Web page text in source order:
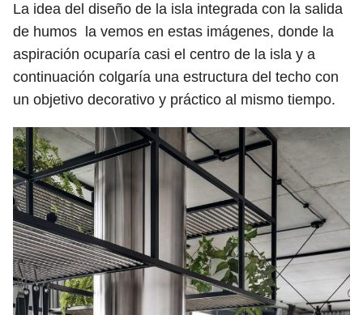
La idea del diseño de la isla integrada con la salida
de humos la vemos en estas imágenes, donde la
aspiración ocuparía casi el centro de la isla y a
continuación colgaría una estructura del techo con
un objetivo decorativo y práctico al mismo tiempo.